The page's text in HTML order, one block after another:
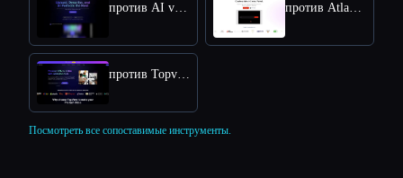
против AI video editor против Atlabs AI
против Topview AI URL to Video
Посмотреть все сопоставимые инструменты.